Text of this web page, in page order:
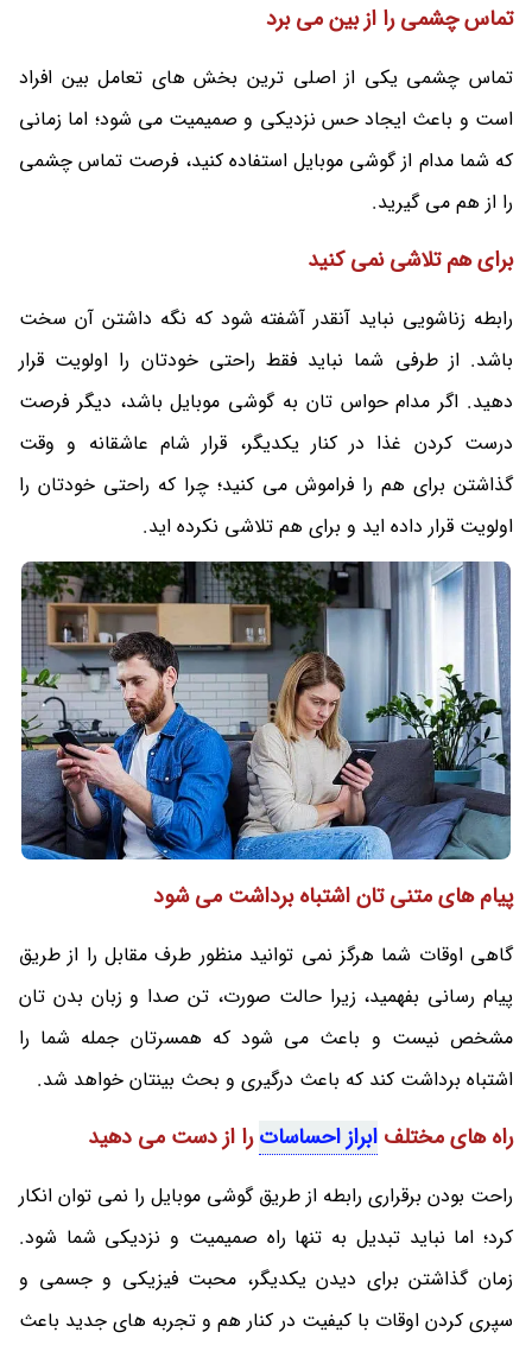
تماس چشمی را از بین می برد
تماس چشمی یکی از اصلی ترین بخش های تعامل بین افراد
است و باعث ایجاد حس نزدیکی و صمیمیت می‌ شود؛ اما زمانی
که شما مدام از گوشی موبایل استفاده کنید، فرصت تماس چشمی
را از هم می گیرید.
برای هم تلاشی نمی کنید
رابطه زناشویی نباید آنقدر آشفته شود که نگه داشتن آن سخت
باشد. از طرفی شما نباید فقط راحتی خودتان را اولویت قرار
دهید. اگر مدام حواس تان به گوشی موبایل باشد، دیگر فرصت
درست کردن غذا در کنار یکدیگر، قرار شام عاشقانه و وقت
گذاشتن برای هم را فراموش می کنید؛ چرا که راحتی خودتان را
اولویت قرار داده اید و برای هم تلاشی نکرده اید.
پیام های متنی تان اشتباه برداشت می شود
گاهی اوقات شما هرگز نمی توانید منظور طرف مقابل را از طریق
پیام رسانی بفهمید، زیرا حالت صورت، تن صدا و زبان بدن تان
مشخص نیست و باعث می شود که همسرتان جمله شما را
اشتباه برداشت کند که باعث درگیری و بحث بینتان خواهد شد.
راه های مختلف ابراز احساساترا از دست می دهید
راحت بودن برقراری رابطه از طریق گوشی موبایل را نمی توان انکار
کرد؛ اما نباید تبدیل به تنها راه صمیمیت و نزدیکی شما شود.
زمان گذاشتن برای دیدن یکدیگر، محبت فیزیکی و جسمی و
سپری کردن اوقات با کیفیت در کنار هم و تجربه های جدید باعث